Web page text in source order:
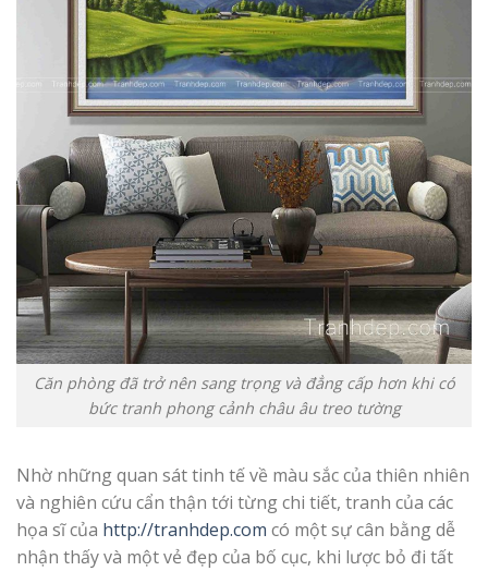
Căn phòng đã trở nên sang trọng và đẳng cấp hơn khi có
bức tranh phong cảnh châu âu treo tường
Nhờ những quan sát tinh tế về màu sắc của thiên nhiên
và nghiên cứu cẩn thận tới từng chi tiết, tranh của các
họa sĩ của http://tranhdep.com có một sự cân bằng dễ
nhận thấy và một vẻ đẹp của bố cục, khi lược bỏ đi tất